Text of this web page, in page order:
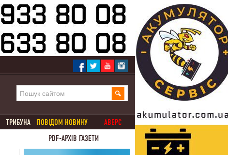
ТРИБУНА ПОВІДОМ НОВИНУ
АВЕРС
PDF-АРХІВ ГАЗЕТИ